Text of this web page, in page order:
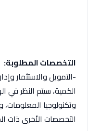
التخصصات المطلوبة:
-التمويل والاستثمار
الكمية، سيتم النظر في
وتكنولوجيا المعلومات،
التخصصات الأخرى ذات